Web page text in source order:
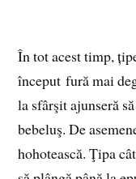
În tot acest timp,
început fură mai
la sfârşit ajunseră
bebeluş. De
hohotească. Ţipa